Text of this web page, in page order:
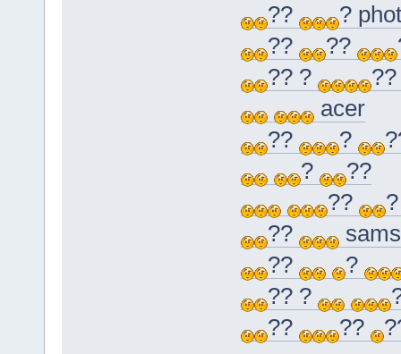
??
?
??
??
?? ?
acer
??
?
?
??
??
??
??
?
?? ?
??
??